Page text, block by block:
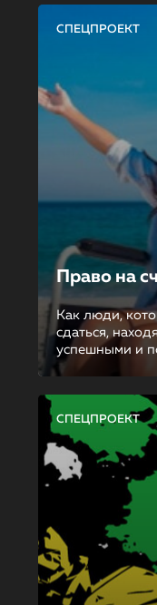
СПЕЦПРОЕКТ
Право на
Как люди,
сдаться,
успешными и
СПЕЦПРОЕКТ